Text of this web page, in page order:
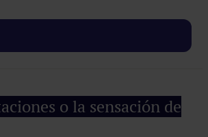
o la sensación de